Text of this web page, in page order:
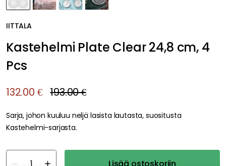
IITTALA
Kastehelmi Plate Clear 24,8 cm, 4
Pcs
132.00 € 193.00 €
Sarja, johon kuuluu neljä lasista lautasta, suositusta
Kastehelmi-sarjasta.